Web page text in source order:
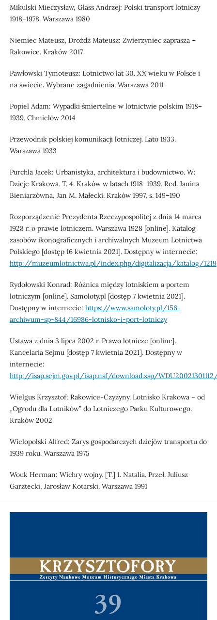
Mikulski Mieczysław, Glass Andrzej: Polski transport lotniczy
1918–1978. Warszawa 1980
Niemiec Mateusz, Drożdż Mateusz: Zwierzyniec zaprasza –
Rakowice. Kraków 2017
Pawłowski Tymoteusz: Lotnictwo lat 30. XX wieku w Polsce i
na świecie. Wybrane zagadnienia. Warszawa 2011
Popiel Adam: Wypadki śmiertelne w lotnictwie polskim 1918–
1939. Chmielów 2014
Przewodnik polskiej komunikacji lotniczej. Lato 1933.
Warszawa 1933
Purchla Jacek: Urbanistyka, architektura i budownictwo. W:
Dzieje Krakowa. T. 4. Kraków w latach 1918–1939. Red. Janina
Bieniarzówna, Jan M. Małecki. Kraków 1997, s. 149–190
Rozporządzenie Prezydenta Rzeczypospolitej z dnia 14 marca
1928 r. o prawie lotniczem. Warszawa 1928 [online]. Katalog
zasobów ikonograficznych i archiwalnych Muzeum Lotnictwa
Polskiego [dostęp 16 kwietnia 2021]. Dostępny w internecie:
http://muzeumlotnictwa.pl/index.php/digitalizacja/katalog/1219
Rydołowski Konrad: Różnica między lotniskiem a portem
lotniczym [online]. Samoloty.pl [dostęp 7 kwietnia 2021].
Dostępny w internecie: https://www.samoloty.pl/156-
archiwum-sp-844/16986-lotnisko-i-port-lotniczy
Ustawa z dnia 3 lipca 2002 r. Prawo lotnicze [online].
Kancelaria Sejmu [dostęp 7 kwietnia 2021]. Dostępny w
internecie:
http://isap.sejm.gov.pl/isap.nsf/download.xsp/
Wielgus Krzysztof: Rakowice-Czyżyny. Lotnisko Krakowa – od
„Ogrodu dla Lotników” do Lotniczego Parku Kulturowego.
Kraków 2002
Wielopolski Alfred: Zarys gospodarczych dziejów transportu do
1939 roku. Warszawa 1975
Wouk Herman: Wichry wojny. [T.] 1. Natalia. Przeł. Juliusz
Garztecki, Jarosław Kotarski. Warszawa 1991